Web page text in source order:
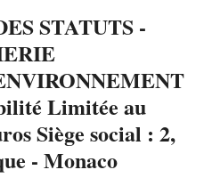
STATUTS -
Limitée au
Siège social : 2,
- Monaco